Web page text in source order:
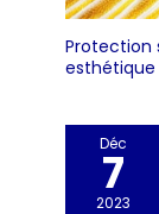
Protection
Déc
7
2023